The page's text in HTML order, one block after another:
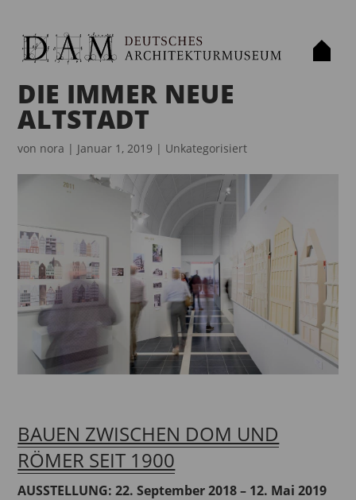
DIE IMMER NEUE
ALTSTADT
von nora | Januar 1, 2019 | Unkategorisiert
BAUEN ZWISCHEN DOM UND
RÖMER SEIT 1900
AUSSTELLUNG: 22. September 2018 – 12. Mai 2019